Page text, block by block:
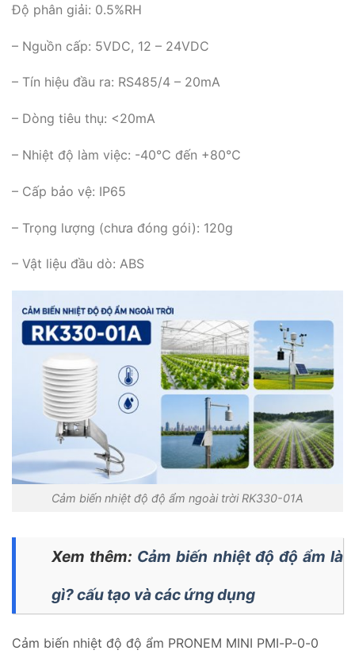
Độ phân giải: 0.5%RH
– Nguồn cấp: 5VDC, 12 – 24VDC
– Tín hiệu đầu ra: RS485/4 – 20mA
– Dòng tiêu thụ: <20mA
– Nhiệt độ làm việc: -40℃ đến +80℃
– Cấp bảo vệ: IP65
– Trọng lượng (chưa đóng gói): 120g
– Vật liệu đầu dò: ABS
Cảm biến nhiệt độ độ ẩm ngoài trời RK330-01A
Xem thêm: Cảm biến nhiệt độ độ ẩm là
gì? cấu tạo và các ứng dụng
Cảm biến nhiệt độ độ ẩm PRONEM MINI PMI-P-0-0